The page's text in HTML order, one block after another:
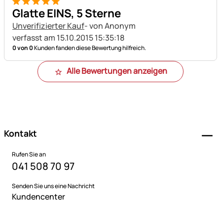
5 von 5
Glatte EINS, 5 Sterne
Unverifizierter Kauf- von Anonym
verfasst am 15.10.2015 15:35:18
0 von 0Kunden fanden diese Bewertung hilfreich.
Alle Bewertungen anzeigen
Kontakt
Rufen Sie an
041 508 70 97
Senden Sie uns eine Nachricht
Kundencenter